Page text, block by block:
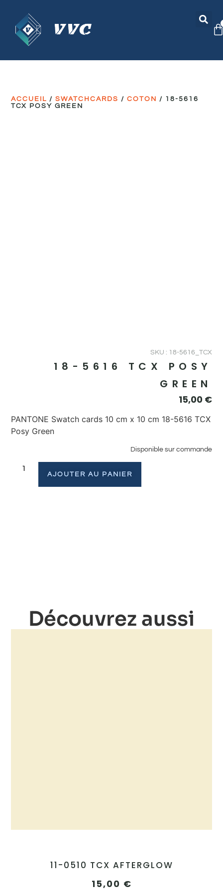
ACCUEIL /SWATCHCARDS /COTON / 18-5616
TCX POSY GREEN
SKU : 18-5616_TCX
18-5616 TCX POSY
GREEN
15,00 €
PANTONE Swatch cards 10 cm x 10 cm 18-5616 TCX
Posy Green
Disponible sur commande
AJOUTER AU PANIER
Découvrez aussi
11-0510 TCX AFTERGLOW
15,00 €